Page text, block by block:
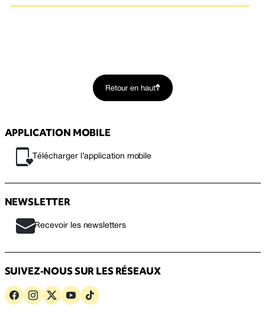
Retour en haut
APPLICATION MOBILE
Télécharger l’application mobile
NEWSLETTER
Recevoir les newsletters
SUIVEZ-NOUS SUR LES RÉSEAUX